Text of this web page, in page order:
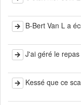
B-Bert Van L a
J'ai géré le
Kessé que ce